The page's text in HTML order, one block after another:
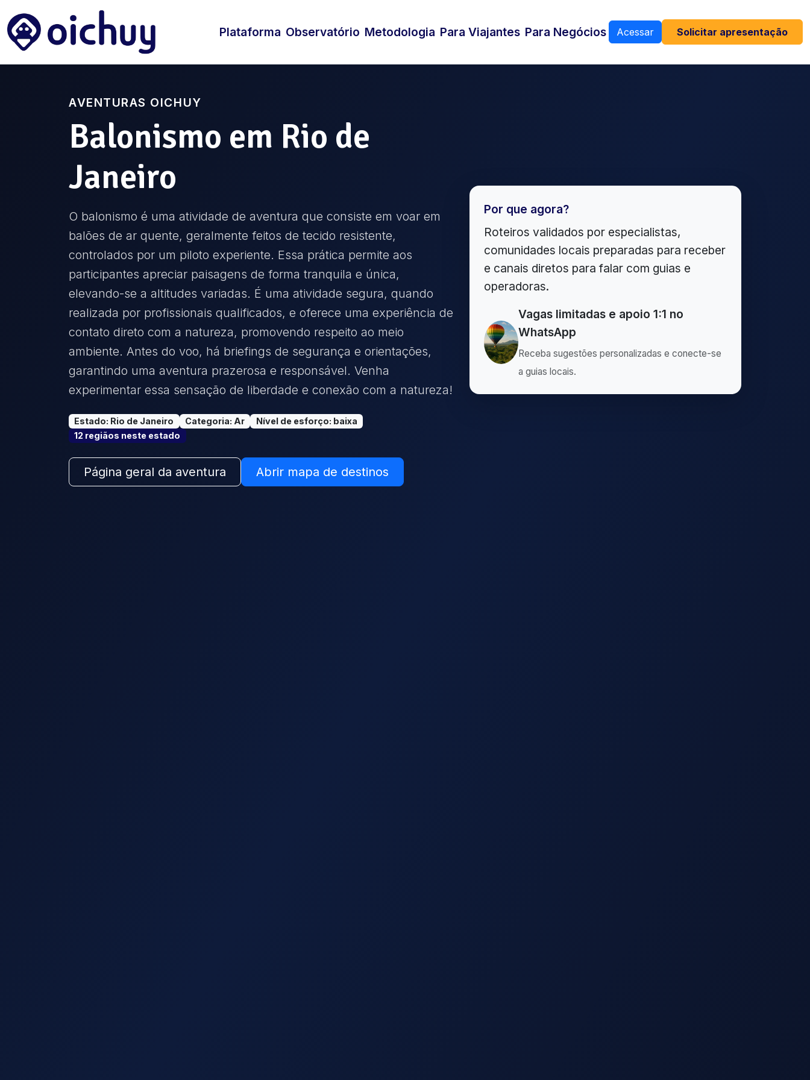
Plataforma Observatório Metodologia Para Viajantes Para Negócios Acessar Solicitar apresentação
AVENTURAS OICHUY
Balonismo em Rio de
Janeiro
O balonismo é uma atividade de aventura que consiste em voar em
balões de ar quente, geralmente feitos de tecido resistente,
controlados por um piloto experiente. Essa prática permite aos
participantes apreciar paisagens de forma tranquila e única,
elevando-se a altitudes variadas. É uma atividade segura, quando
realizada por profissionais qualificados, e oferece uma experiência de
contato direto com a natureza, promovendo respeito ao meio
ambiente. Antes do voo, há briefings de segurança e orientações,
garantindo uma aventura prazerosa e responsável. Venha
experimentar essa sensação de liberdade e conexão com a natureza!
Estado: Rio de Janeiro Categoria: Ar Nível de esforço: baixa
12 regiãos neste estado
Página geral da aventura Abrir mapa de destinos
Por que agora?
Roteiros validados por especialistas,
comunidades locais preparadas para receber
e canais diretos para falar com guias e
operadoras.
Vagas limitadas e apoio 1:1 no
WhatsApp
Receba sugestões personalizadas e conecte-se
a guias locais.